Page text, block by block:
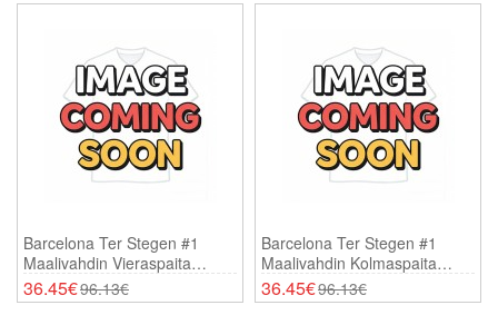
Barcelona Ter Stegen #1
Maalivahdin Vieraspaita
Lasten 2025-26 Lyhythihainen
(+ Shortsit)
36.45€96.13€
Barcelona Ter Stegen #1
Maalivahdin Kolmaspaita
Lasten 2025-26 Lyhythihainen
(+ Shortsit)
36.45€96.13€